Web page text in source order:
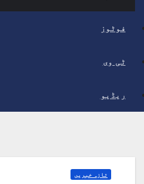
فوٹوز
ٹی وی
ریڈیو
تازہ خبریں